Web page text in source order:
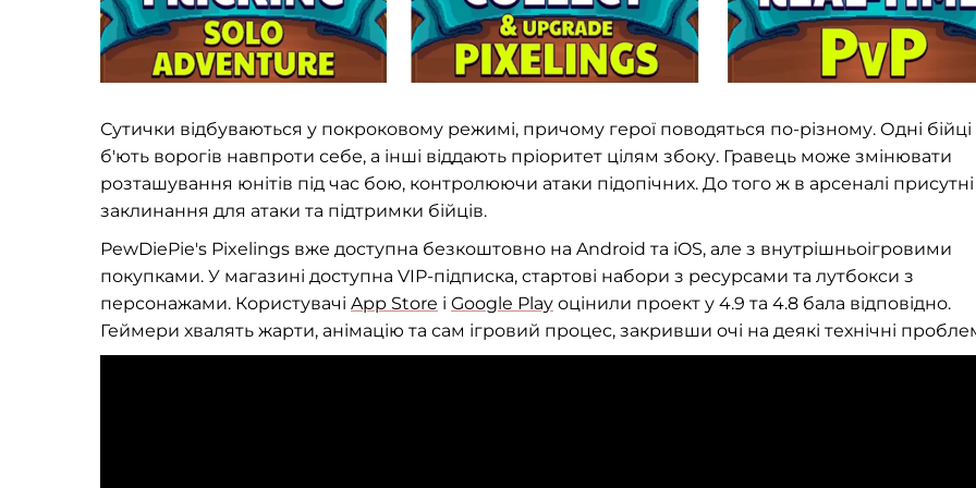
Сутички відбуваються у покроковому режимі, причому герої поводяться по-різному. Одні бійці
б'ють ворогів навпроти себе, а інші віддають пріоритет цілям збоку. Гравець може змінювати
розташування юнітів під час бою, контролюючи атаки підопічних. До того ж в арсеналі присутні
заклинання для атаки та підтримки бійців.
PewDiePie's Pixelings вже доступна безкоштовно на Android та iOS, але з внутрішньоігровими
покупками. У магазині доступна VIP-підписка, стартові набори з ресурсами та лутбокси з
персонажами. Користувачі App Store і Google Play оцінили проект у 4.9 та 4.8 бала відповідно.
Геймери хвалять жарти, анімацію та сам ігровий процес, закривши очі на деякі технічні